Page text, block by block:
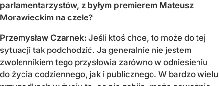
parlamentarzystów, z byłym premierem Mateusz
Morawieckim na czele?
Przemysław Czarnek: Jeśli ktoś chce, to może do tej
sytuacji tak podchodzić. Ja generalnie nie jestem
zwolennikiem tego przysłowia zarówno w odniesieniu
do życia codziennego, jak i publicznego. W bardzo wielu